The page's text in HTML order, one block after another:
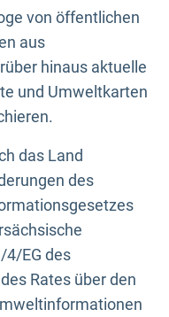
von öffentlichen
aus
hinaus aktuelle
und Umweltkarten
das Land
des
4/EG des
Rates über den